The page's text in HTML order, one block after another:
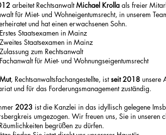
arbeitet RechtsanwaltMichael Krolla als freier
für Miet- und Wohneigentumsrecht, in unserem
und hat einen erwachsenen Sohn.
Erstes Staatsexamen in Mainz
Zweites Staatsexamen in Mainz
Zulassung zum Rechtsanwalt
Fachanwalt für Miet- und Wohnungseigentumsrecht
, Rechtsanwaltsfachangestellte, istseit 2018 unsere
und für das Forderungsmanagement zuständig.
2023 ist die Kanzlei in das idyllisch gelegene
umgezogen. Wir freuen uns, Sie in unseren
begrüßen zu dürfen.